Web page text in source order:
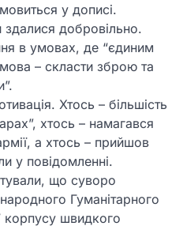
у дописі.
здалися добровільно.
в умовах, де “єдиним
– скласти зброю та
Хтось – більшість
хтось – намагався
а хтось – прийшов
у повідомленні.
що суворо
Гуманітарного
швидкого